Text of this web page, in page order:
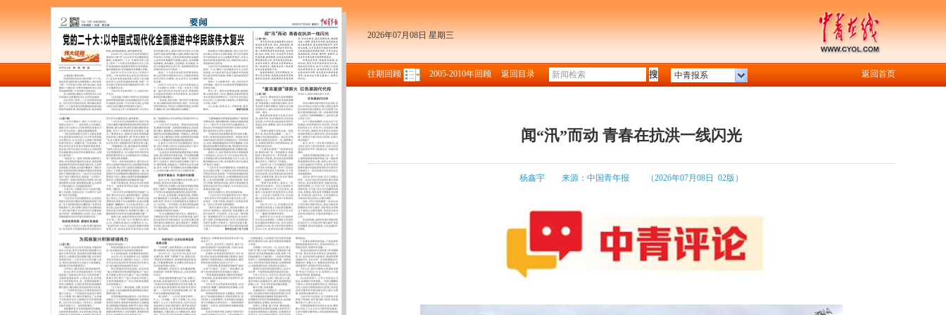
2026年07月08日 星期三
往期回顾 2005-2010年回顾 返回目录 中青报系 返回首页
闻“汛”而动 青春在抗洪一线闪光
杨鑫宇 来源：中国青年报 （2026年07月08日 02版）